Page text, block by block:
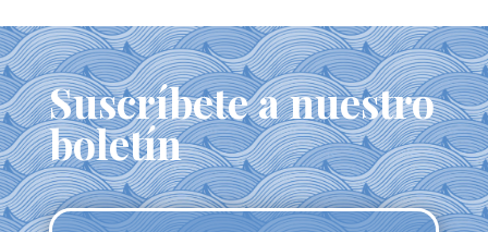
Suscríbete a nuestro
boletín